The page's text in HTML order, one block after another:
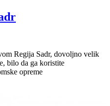
Regija Sadr, dovoljno velik
bilo da ga koristite
opreme